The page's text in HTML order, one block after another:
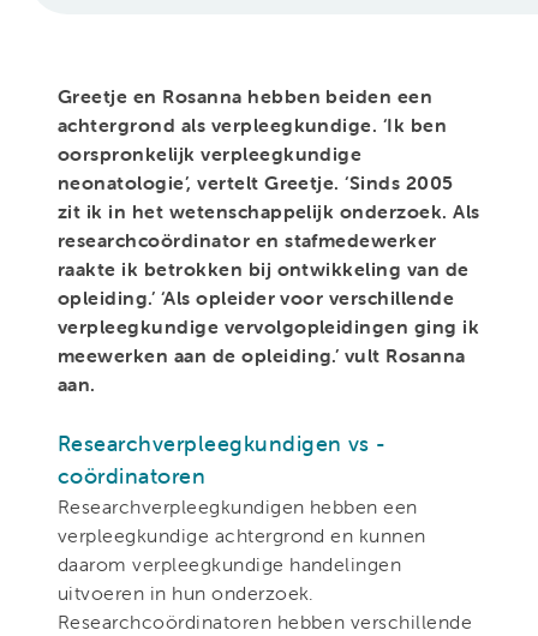
Greetje en Rosanna hebben beiden een
achtergrond als verpleegkundige. ‘Ik ben
oorspronkelijk verpleegkundige
neonatologie’, vertelt Greetje. ‘Sinds 2005
zit ik in het wetenschappelijk onderzoek. Als
researchcoördinator en stafmedewerker
raakte ik betrokken bij ontwikkeling van de
opleiding.’ ‘Als opleider voor verschillende
verpleegkundige vervolgopleidingen ging ik
meewerken aan de opleiding.’ vult Rosanna
aan.
Researchverpleegkundigen vs -
coördinatoren
Researchverpleegkundigen hebben een
verpleegkundige achtergrond en kunnen
daarom verpleegkundige handelingen
uitvoeren in hun onderzoek.
Researchcoördinatoren hebben verschillende